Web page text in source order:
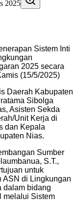
Sistem Inti
2025 secara
(15/5/2025)
Daerah Kabupaten
Sibolga
Asisten Sekda
Unit Kerja di
dan Kepala
Nias.
Sumber
S.T.,
untuk
ASN di Lingkungan
dalam bidang
melalui Sistem